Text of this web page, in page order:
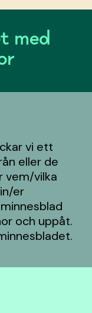
med
vi ett
eller de
vem/vilka
er
och uppåt.